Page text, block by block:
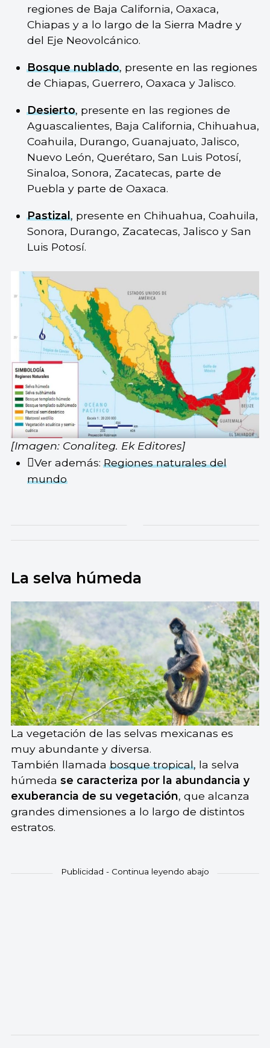
regiones de Baja California, Oaxaca,
Chiapas y a lo largo de la Sierra Madre y
del Eje Neovolcánico.
Bosque nublado, presente en las regiones
de Chiapas, Guerrero, Oaxaca y Jalisco.
Desierto, presente en las regiones de
Aguascalientes, Baja California, Chihuahua,
Coahuila, Durango, Guanajuato, Jalisco,
Nuevo León, Querétaro, San Luis Potosí,
Sinaloa, Sonora, Zacatecas, parte de
Puebla y parte de Oaxaca.
Pastizal, presente en Chihuahua, Coahuila,
Sonora, Durango, Zacatecas, Jalisco y San
Luis Potosí.
[Imagen: Conaliteg. Ek Editores]
Ver además:Regiones naturales del
mundo
La selva húmeda
La vegetación de las selvas mexicanas es
muy abundante y diversa.
También llamadabosque tropical, la selva
húmeda se caracteriza por la abundancia y
exuberancia de su vegetación, que alcanza
grandes dimensiones a lo largo de distintos
estratos.